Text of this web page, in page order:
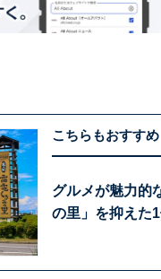
こちらもおすすめ
グルメが魅力的
の里」を抑えた